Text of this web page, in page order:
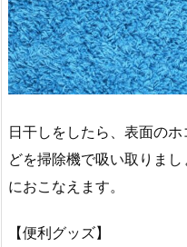
日干しをしたら、表面の
どを掃除機で吸い取りま
におこなえます。
【便利グッズ】